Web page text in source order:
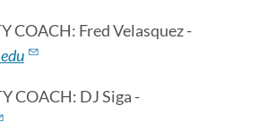
COACH: Fred Velasquez -
COACH: DJ Siga -